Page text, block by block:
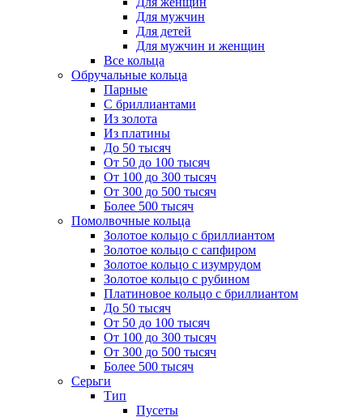
Для мужчин
Для детей
Для мужчин и женщин
Все кольца
Обручальные кольца
Парные
С бриллиантами
Из золота
Из платины
До 50 тысяч
От 50 до 100 тысяч
От 100 до 300 тысяч
От 300 до 500 тысяч
Более 500 тысяч
Помолвочные кольца
Золотое кольцо с бриллиантом
Золотое кольцо с сапфиром
Золотое кольцо с изумрудом
Золотое кольцо с рубином
Платиновое кольцо с бриллиантом
До 50 тысяч
От 50 до 100 тысяч
От 100 до 300 тысяч
От 300 до 500 тысяч
Более 500 тысяч
Серьги
Тип
Пусеты